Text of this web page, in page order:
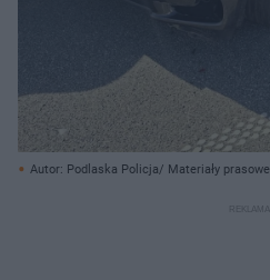
Autor: Podlaska Policja/ Materiały prasowe